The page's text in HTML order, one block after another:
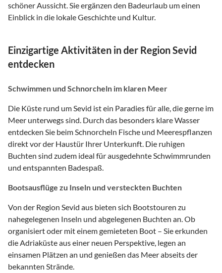
schöner Aussicht. Sie ergänzen den Badeurlaub um einen
Einblick in die lokale Geschichte und Kultur.
Einzigartige Aktivitäten in der Region Sevid
entdecken
Schwimmen und Schnorcheln im klaren Meer
Die Küste rund um Sevid ist ein Paradies für alle, die gerne im
Meer unterwegs sind. Durch das besonders klare Wasser
entdecken Sie beim Schnorcheln Fische und Meerespflanzen
direkt vor der Haustür Ihrer Unterkunft. Die ruhigen
Buchten sind zudem ideal für ausgedehnte Schwimmrunden
und entspannten Badespaß.
Bootsausflüge zu Inseln und versteckten Buchten
Von der Region Sevid aus bieten sich Bootstouren zu
nahegelegenen Inseln und abgelegenen Buchten an. Ob
organisiert oder mit einem gemieteten Boot – Sie erkunden
die Adriaküste aus einer neuen Perspektive, legen an
einsamen Plätzen an und genießen das Meer abseits der
bekannten Strände.